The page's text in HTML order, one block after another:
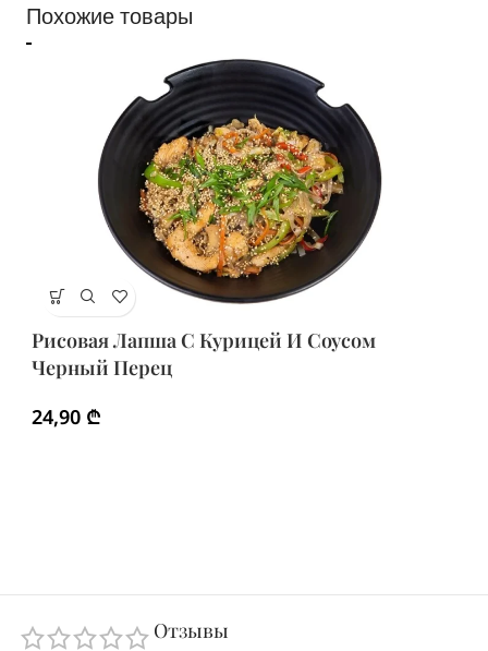
Похожие товары
Рисовая Лапша С Курицей И Соусом
Черный Перец
24,90 ₾
Отзывы